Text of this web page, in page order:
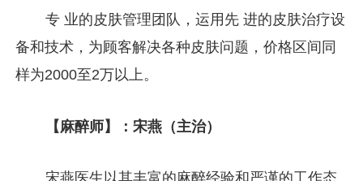
专 业的皮肤管理团队，运用先 进的皮肤治疗设
备和技术，为顾客解决各种皮肤问题，价格区间同
样为2000至2万以上。
【麻醉师】：宋燕（主治）